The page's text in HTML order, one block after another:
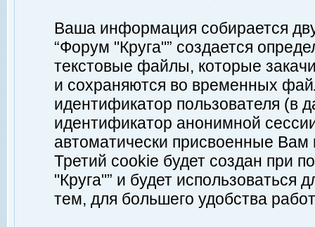
Ваша информация собирается
“Форум "Круга"” создается
текстовые файлы, которые
и сохраняются во временных
идентификатор пользователя (в
идентификатор анонимной
автоматически присвоенные
Третий cookie будет создан при
"Круга"” и будет
тем, для большего удобства